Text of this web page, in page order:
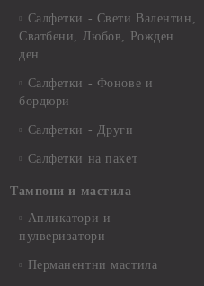
Салфетки - Свети Валентин,
Сватбени, Любов, Рожден
ден
Салфетки - Фонове и
бордюри
Салфетки - Други
Салфетки на пакет
Тампони и мастила
Апликатори и
пулверизатори
Перманентни мастила